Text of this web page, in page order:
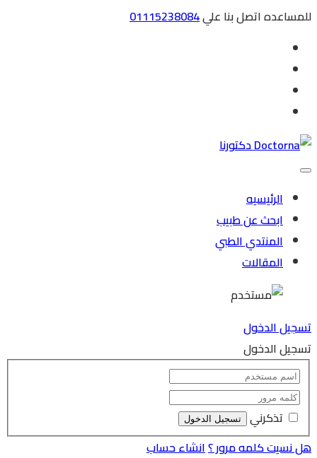
للمساعده اتصل بنا علي01115238084
الرئيسيه
ابحث عن طبيب
المنتدي الطبي
المقالات
تسجيل الدخول
تسجيل الدخول
تذكرني
هل نسيت كلمه مرور ؟انشاء حساب